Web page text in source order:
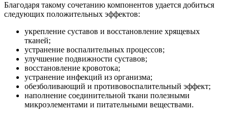
Благодаря такому сочетанию компонентов удается добиться
следующих положительных эффектов:
укрепление суставов и восстановление хрящевых
тканей;
устранение воспалительных процессов;
улучшение подвижности суставов;
восстановление кровотока;
устранение инфекций из организма;
обезболивающий и противовоспалительный эффект;
наполнение соединительной ткани полезными
микроэлементами и питательными веществами.